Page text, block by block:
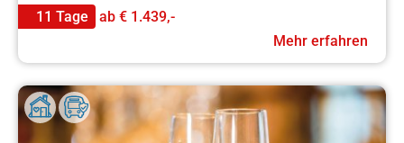
11 Tage
ab € 1.439,-
Mehr erfahren